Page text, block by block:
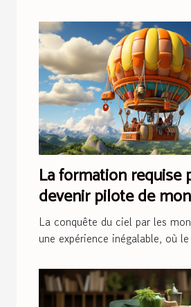
La formation requise
devenir pilote de
publicitaire
La conquête du ciel par les
une expérience inégalable, où